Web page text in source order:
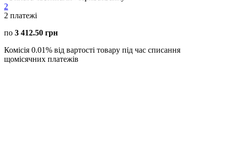
2
2 платежі
по 3 412.50 грн
Комісія 0.01% від вартості товару під час списання
щомісячних платежів